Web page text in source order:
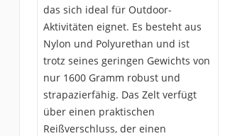
das sich ideal für Outdoor-
Aktivitäten eignet. Es besteht aus
Nylon und Polyurethan und ist
trotz seines geringen Gewichts von
nur 1600 Gramm robust und
strapazierfähig. Das Zelt verfügt
über einen praktischen
Reißverschluss, der einen